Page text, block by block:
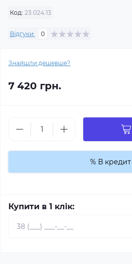
Код: 23.024.13
Відгуки: 0
Знайшли дешевше?
7 420 грн.
% В кредит
Купити в 1 клік: